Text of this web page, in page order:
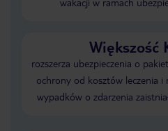
Większość
rozszerza ubezpieczenia o
ochrony od kosztów leczenia i
wypadków o zdarzenia